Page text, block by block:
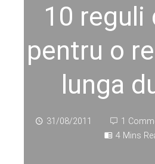
10 reguli
pentru o
lunga
31/08/2011 1
4 Mins